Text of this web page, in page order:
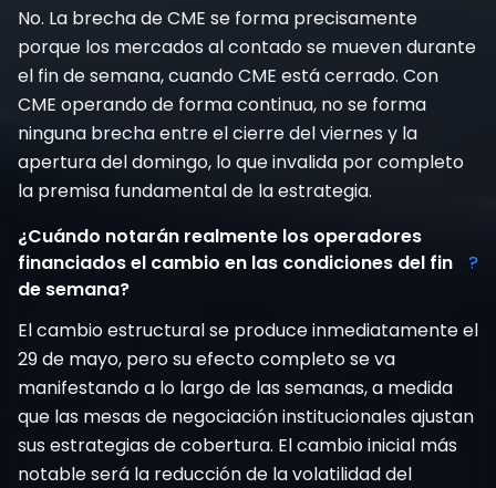
No. La brecha de CME se forma precisamente
porque los mercados al contado se mueven durante
el fin de semana, cuando CME está cerrado. Con
CME operando de forma continua, no se forma
ninguna brecha entre el cierre del viernes y la
apertura del domingo, lo que invalida por completo
la premisa fundamental de la estrategia.
¿Cuándo notarán realmente los operadores
financiados el cambio en las condiciones del fin
de semana?
?
El cambio estructural se produce inmediatamente el
29 de mayo, pero su efecto completo se va
manifestando a lo largo de las semanas, a medida
que las mesas de negociación institucionales ajustan
sus estrategias de cobertura. El cambio inicial más
notable será la reducción de la volatilidad del